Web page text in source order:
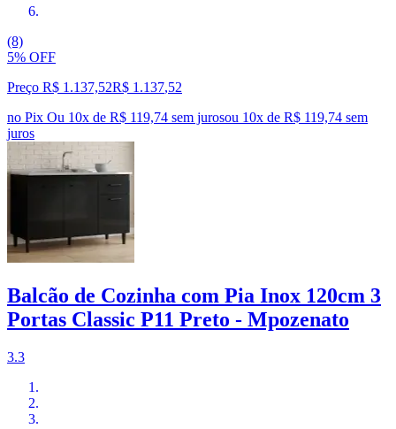
(8)
5% OFF
Preço R$ 1.137,52R$ 1.137,52
no Pix Ou 10x de R$ 119,74 sem jurosou 10x de R$ 119,74 sem
juros
Balcão de Cozinha com Pia Inox 120cm 3
Portas Classic P11 Preto - Mpozenato
3.3